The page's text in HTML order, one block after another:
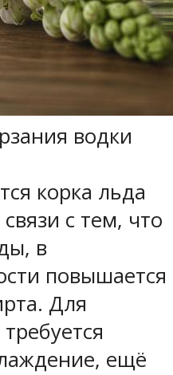
водки
корка льда
с тем, что
в
повышается
Для
ещё